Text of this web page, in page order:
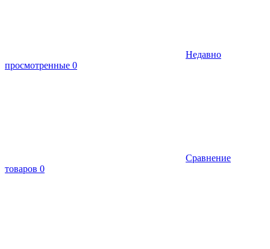
Недавно
просмотренные 0
Сравнение
товаров 0